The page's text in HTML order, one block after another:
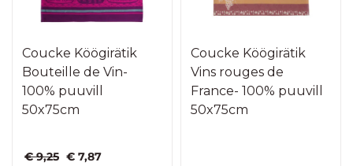
Coucke Köögirätik
Bouteille de Vin-
100% puuvill
50x75cm
€9,25 Algne
€ 7,87Praegune
Coucke Köögirätik
Vins rouges de
France- 100% puuvill
50x75cm